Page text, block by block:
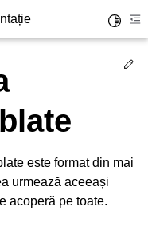
este format din mai
urmează aceeași
acoperă pe toate.